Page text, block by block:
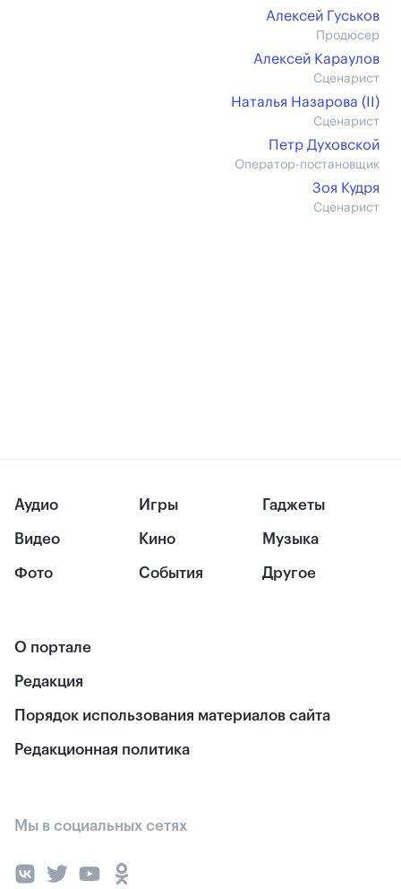
Алексей Гуськов
Продюсер
Алексей Караулов
Сценарист
Наталья Назарова (II)
Сценарист
Петр Духовской
Оператор-постановщик
Зоя Кудря
Сценарист
Аудио
Видео
Фото
Игры
Кино
События
Гаджеты
Музыка
Другое
О портале
Редакция
Порядок использования материалов сайта
Редакционная политика
Мы в социальных сетях